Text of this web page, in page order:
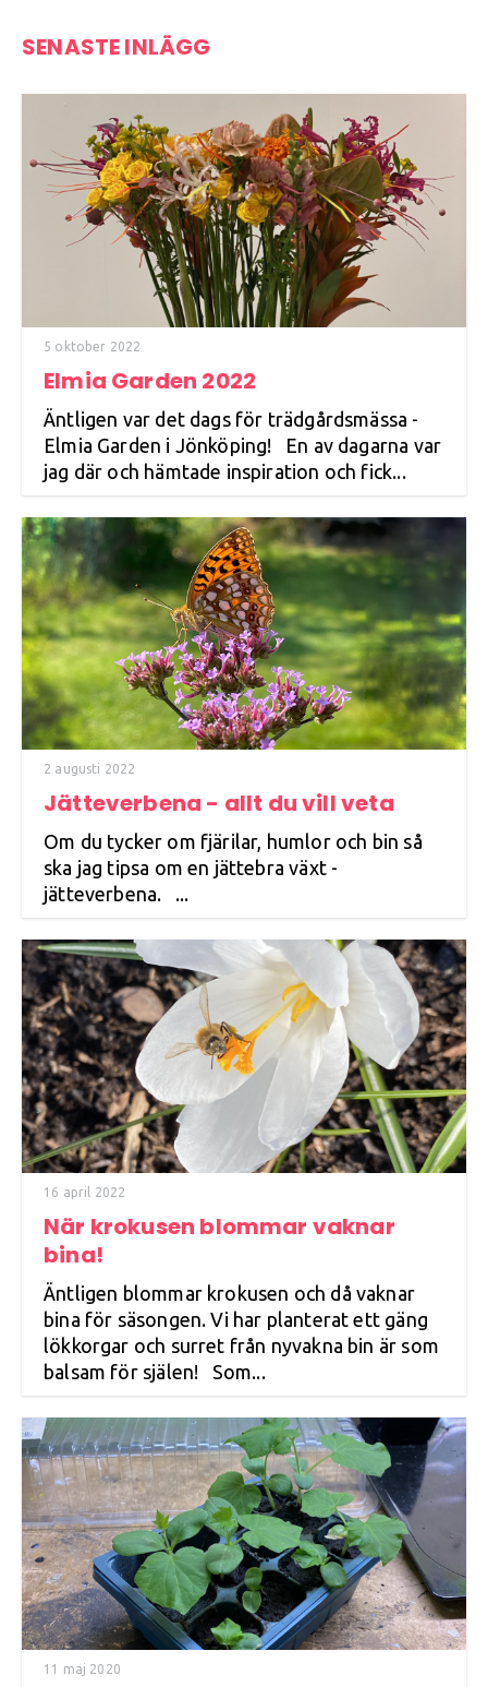
SENASTE INLÄGG
5 oktober 2022
Elmia Garden 2022
Äntligen var det dags för trädgårdsmässa -
Elmia Garden i Jönköping! En av dagarna var
jag där och hämtade inspiration och fick...
2 augusti 2022
Jätteverbena - allt du vill veta
Om du tycker om fjärilar, humlor och bin så
ska jag tipsa om en jättebra växt -
jätteverbena. ...
16 april 2022
När krokusen blommar vaknar
bina!
Äntligen blommar krokusen och då vaknar
bina för säsongen. Vi har planterat ett gäng
lökkorgar och surret från nyvakna bin är som
balsam för själen! Som...
11 maj 2020